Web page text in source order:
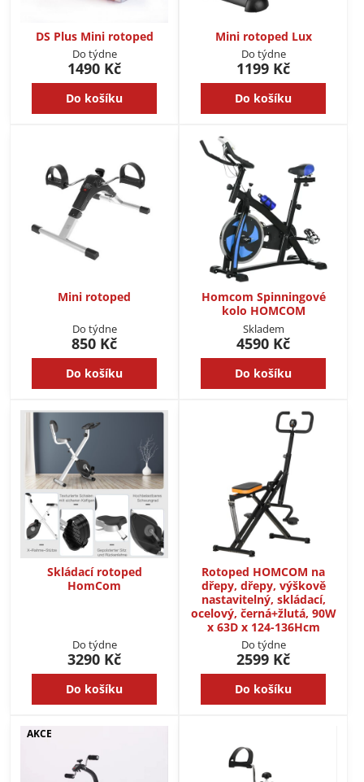
DS Plus Mini rotoped
Do týdne
1490 Kč
Do košíku
Mini rotoped Lux
Do týdne
1199 Kč
Do košíku
Mini rotoped
Do týdne
850 Kč
Do košíku
Homcom Spinningové
kolo HOMCOM
Skladem
4590 Kč
Do košíku
Skládací rotoped
HomCom
Do týdne
3290 Kč
Do košíku
Rotoped HOMCOM na
dřepy, dřepy, výškově
nastavitelný, skládací,
ocelový, černá+žlutá, 90W
x 63D x 124-136Hcm
Do týdne
2599 Kč
Do košíku
AKCE